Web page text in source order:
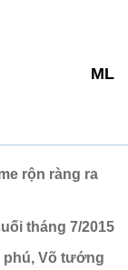
ML
rộn ràng ra
tháng 7/2015
phú, Võ tướng